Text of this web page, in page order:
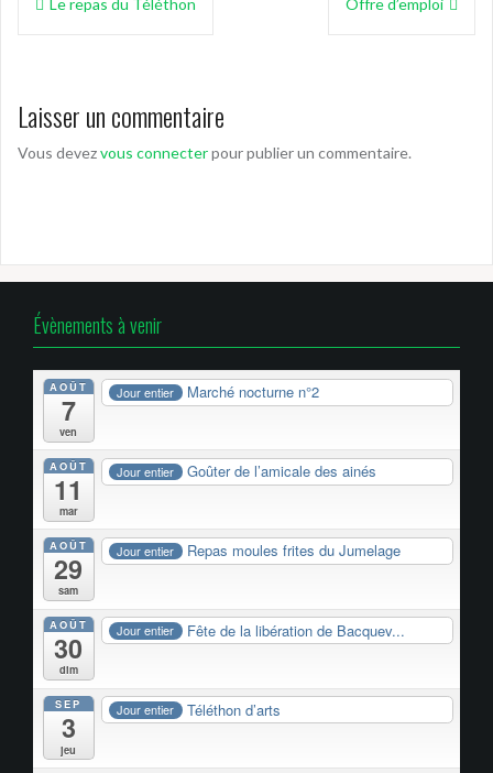
Le repas du Téléthon Offre d’emploi
Laisser un commentaire
Vous devezvous connecterpour publier un commentaire.
Évènements à venir
AOÛT
7
ven
Jour entier Marché nocturne n°2
AOÛT
11
mar
Jour entier Goûter de l’amicale des ainés
AOÛT
29
sam
Jour entier Repas moules frites du Jumelage
AOÛT
30
dim
Jour entier Fête de la libération de Bacquev...
SEP
3
jeu
Jour entier Téléthon d’arts